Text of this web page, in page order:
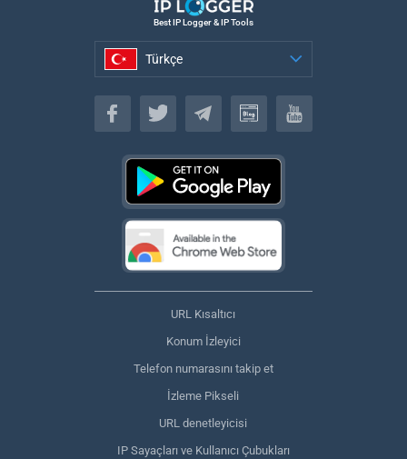
Best IP Logger & IP Tools
Türkçe
Türkçe
URL Kısaltıcı
Konum İzleyici
Telefon numarasını takip et
İzleme Pikseli
URL denetleyicisi
IP Sayaçları ve Kullanıcı Çubukları